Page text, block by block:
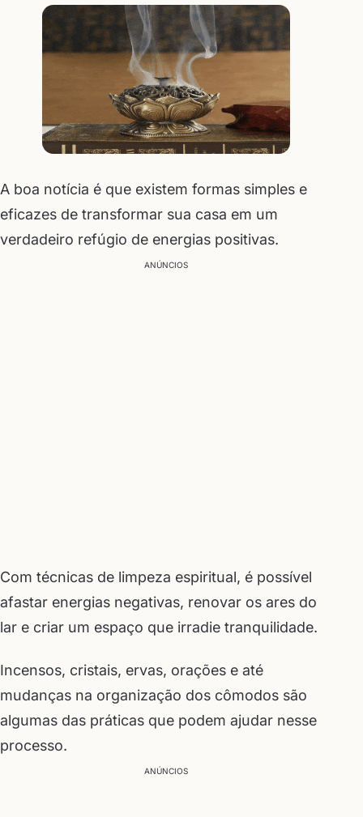
A boa notícia é que existem formas simples e
eficazes de transformar sua casa em um
verdadeiro refúgio de energias positivas.
ANÚNCIOS
Com técnicas de limpeza espiritual, é possível
afastar energias negativas, renovar os ares do
lar e criar um espaço que irradie tranquilidade.
Incensos, cristais, ervas, orações e até
mudanças na organização dos cômodos são
algumas das práticas que podem ajudar nesse
processo.
ANÚNCIOS